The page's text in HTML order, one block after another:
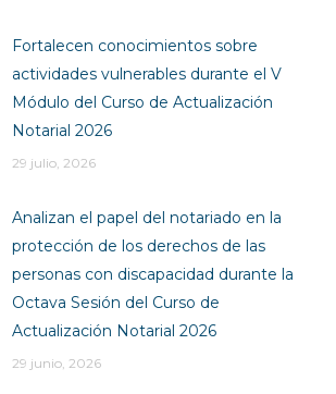
Fortalecen conocimientos sobre
actividades vulnerables durante el V
Módulo del Curso de Actualización
Notarial 2026
29 julio, 2026
Analizan el papel del notariado en la
protección de los derechos de las
personas con discapacidad durante la
Octava Sesión del Curso de
Actualización Notarial 2026
29 junio, 2026